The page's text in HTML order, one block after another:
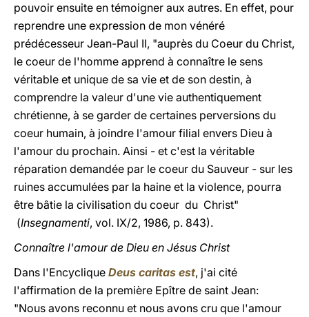
pouvoir ensuite en témoigner aux autres. En effet, pour
reprendre une expression de mon vénéré
prédécesseur Jean-Paul II, "auprès du Coeur du Christ,
le coeur de l'homme apprend à connaître le sens
véritable et unique de sa vie et de son destin, à
comprendre la valeur d'une vie authentiquement
chrétienne, à se garder de certaines perversions du
coeur humain, à joindre l'amour filial envers Dieu à
l'amour du prochain. Ainsi - et c'est la véritable
réparation demandée par le coeur du Sauveur - sur les
ruines accumulées par la haine et la violence, pourra
être bâtie la civilisation du coeur du Christ"
(Insegnamenti, vol. IX/2, 1986, p. 843).
Connaître l'amour de Dieu en Jésus Christ
Dans l'Encyclique Deus caritas est, j'ai cité
l'affirmation de la première Epître de saint Jean:
"Nous avons reconnu et nous avons cru que l'amour